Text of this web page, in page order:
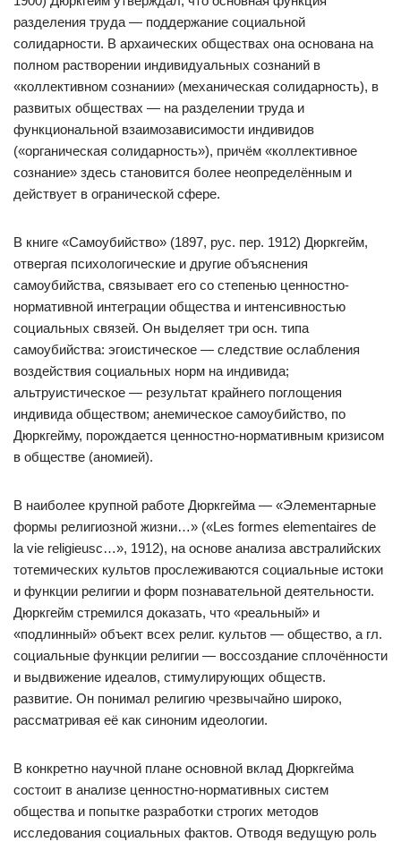
разделения труда — поддержание социальной
солидарности. В архаических обществах она основана на
полном растворении индивидуальных сознаний в
«коллективном сознании» (механическая солидарность), в
развитых обществах — на разделении труда и
функциональной взаимозависимости индивидов
(«органическая солидарность»), причём «коллективное
сознание» здесь становится более неопределённым и
действует в огранической сфере.
В книге «Самоубийство» (1897, рус. пер. 1912) Дюркгейм,
отвергая психологические и другие объяснения
самоубийства, связывает его со степенью ценностно-
нормативной интеграции общества и интенсивностью
социальных связей. Он выделяет три осн. типа
самоубийства: эгоистическое — следствие ослабления
воздействия социальных норм на индивида;
альтруистическое — результат крайнего поглощения
индивида обществом; анемическое самоубийство, по
Дюркгейму, порождается ценностно-нормативным кризисом
в обществе (аномией).
В наиболее крупной работе Дюркгейма — «Элементарные
формы религиозной жизни…» («Les formes elementaires de
la vie religieusc…», 1912), на основе анализа австралийских
тотемических культов прослеживаются социальные истоки
и функции религии и форм познавательной деятельности.
Дюркгейм стремился доказать, что «реальный» и
«подлинный» объект всех религ. культов — общество, а гл.
социальные функции религии — воссоздание сплочённости
и выдвижение идеалов, стимулирующих обществ.
развитие. Он понимал религию чрезвычайно широко,
рассматривая её как синоним идеологии.
В конкретно научной плане основной вклад Дюркгейма
состоит в анализе ценностно-нормативных систем
общества и попытке разработки строгих методов
исследования социальных фактов. Отводя ведущую роль